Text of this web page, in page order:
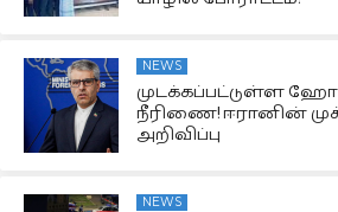
NEWS
முடக்கப்பட்டுள்ள
நீரிணை! ஈரானின்
அறிவிப்பு
NEWS